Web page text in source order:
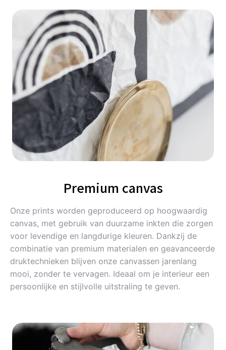
Premium canvas
Onze prints worden geproduceerd op hoogwaardig
canvas, met gebruik van duurzame inkten die zorgen
voor levendige en langdurige kleuren. Dankzij de
combinatie van premium materialen en geavanceerde
druktechnieken blijven onze canvassen jarenlang
mooi, zonder te vervagen. Ideaal om je interieur een
persoonlijke en stijlvolle uitstraling te geven.